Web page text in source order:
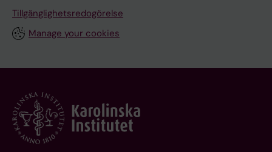
Tillgänglighetsredogörelse
Manage your cookies